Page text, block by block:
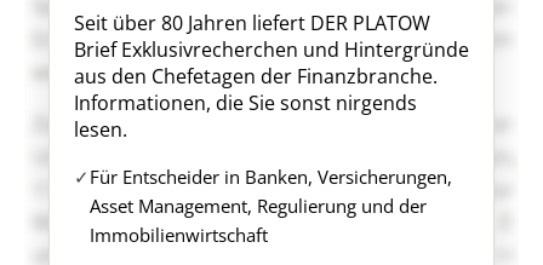
Seit über 80 Jahren liefert DER PLATOW
Brief Exklusivrecherchen und Hintergründe
aus den Chefetagen der Finanzbranche.
Informationen, die Sie sonst nirgends
lesen.
Für Entscheider in Banken, Versicherungen,
Asset Management, Regulierung und der
Immobilienwirtschaft